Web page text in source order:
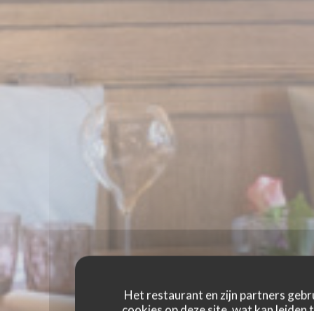
Het restaurant en zijn partners